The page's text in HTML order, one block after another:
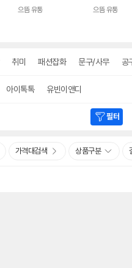
으뜸 유통 으뜸 유통
취미 패션잡화 문구/사무 공
아이톡톡 유빈이앤디
필터
가격대검색 상품구분